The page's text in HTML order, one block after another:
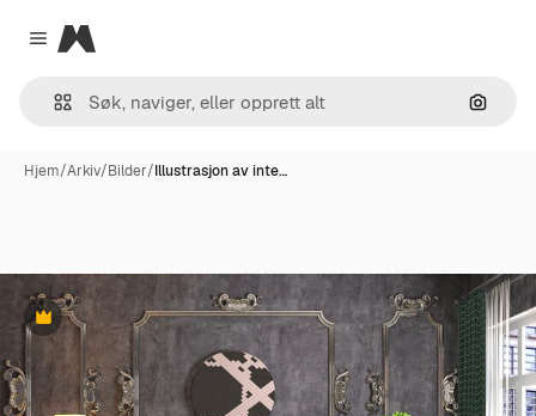
Close menu
Magnific
Søk
Hjem/Arkiv/Bilder/Illustrasjon av inte…
Premium